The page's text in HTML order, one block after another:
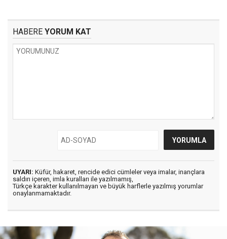
HABERE YORUM KAT
UYARI: Küfür, hakaret, rencide edici cümleler veya imalar, inançlara
saldırı içeren, imla kuralları ile yazılmamış,
Türkçe karakter kullanılmayan ve büyük harflerle yazılmış yorumlar
onaylanmamaktadır.